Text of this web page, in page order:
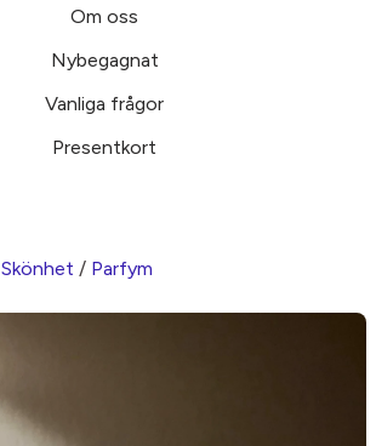
Om oss
Nybegagnat
Vanliga frågor
Presentkort
Skönhet / Parfym